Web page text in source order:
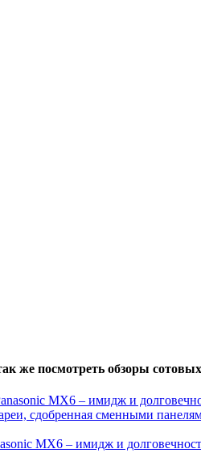
же посмотреть обзоры
MX6 – имидж и